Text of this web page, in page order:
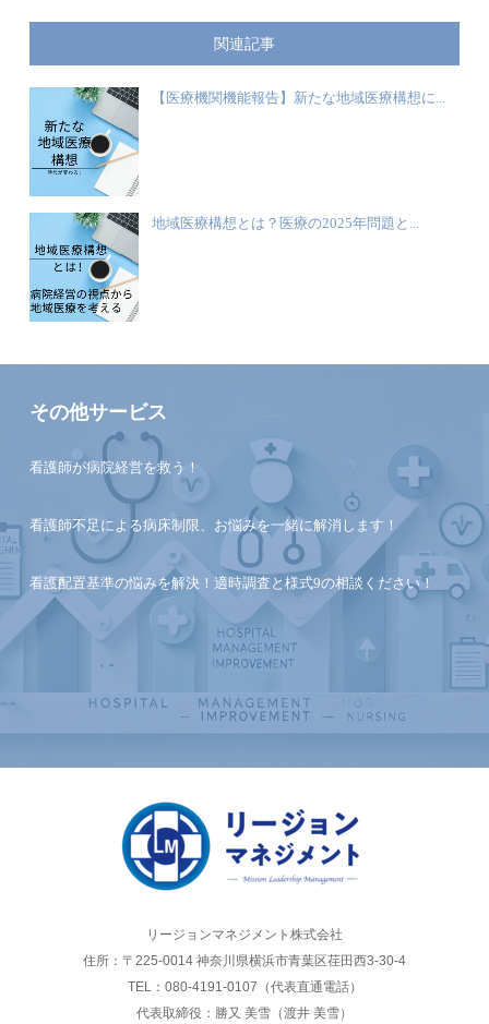
関連記事
【医療機関機能報告】新たな地域医療構想に...
地域医療構想とは？医療の2025年問題と...
その他サービス
看護師が病院経営を救う！
看護師不足による病床制限、お悩みを一緒に解消します！
看護配置基準の悩みを解決！適時調査と様式9の相談ください！
リージョンマネジメント株式会社
住所：〒225-0014 神奈川県横浜市青葉区荏田西3-30-4
TEL：080-4191-0107（代表直通電話）
代表取締役：勝又 美雪（渡井 美雪）